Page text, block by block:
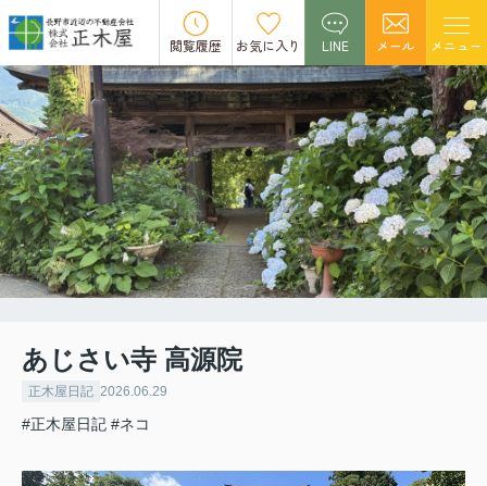
閲覧履歴 お気に入り LINE メール メニュー
あじさい寺 高源院
正木屋日記 2026.06.29
#正木屋日記 #ネコ